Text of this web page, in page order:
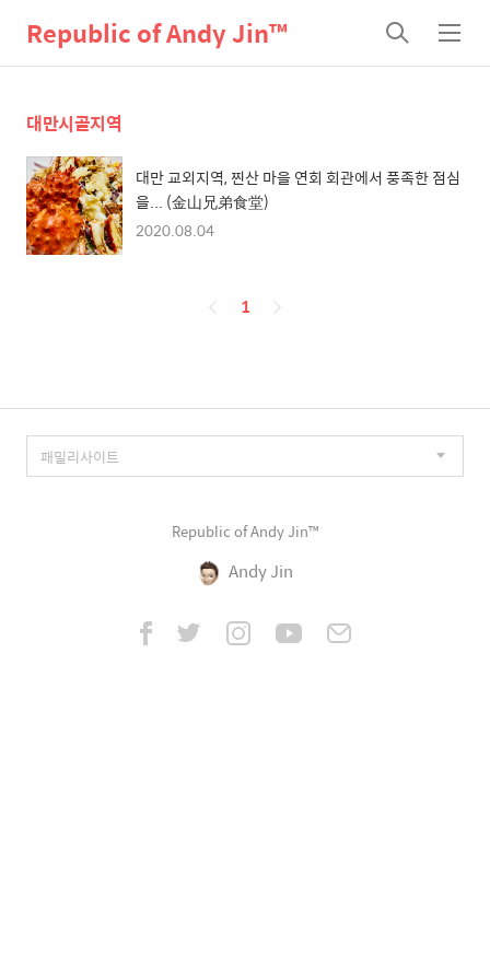
Republic of Andy Jin™
검
색
메
뉴
대만시골지역
대만 교외지역, 찐산 마을 연회 회관에서 풍족한 점심
을... (金山兄弟食堂)
2020.08.04
페
1
Republic of Andy Jin™
Andy Jin